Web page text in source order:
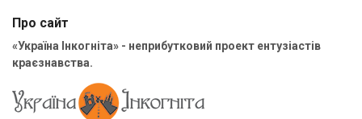
Про сайт
«Україна Інкогніта» - неприбутковий проект ентузіастів
краєзнавства.